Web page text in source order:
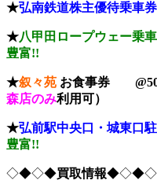
★弘南鉄道株主優待乗車券
★八甲田ロープウェー乗
豊富!!
★叙々苑 お食事券
森店のみ利用可）
★弘前駅中央口 ・城東口
豊富!!
◇◆◇◆買取情報◆◇◆◇